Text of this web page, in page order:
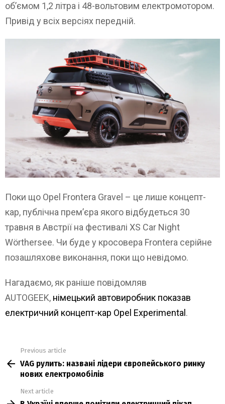
об’ємом 1,2 літра і 48-вольтовим електромотором.
Привід у всіх версіях передній.
Поки що Opel Frontera Gravel – це лише концепт-
кар, публічна прем’єра якого відбудеться 30
травня в Австрії на фестивалі XS Car Night
Wörthersee. Чи буде у кросовера Frontera серійне
позашляхове виконання, поки що невідомо.
Нагадаємо, як раніше повідомляв
AUTOGEEK, німецький автовиробник показав
електричний концепт-кар Opel Experimental .
more
Previous article
VAG рулить: названі лідери європейського ринку
нових електромобілів
Next article